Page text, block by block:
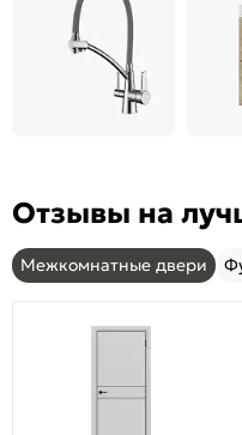
Отзывы на
Межкомнатные двери